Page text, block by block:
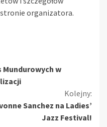
organizatora.
Mundurowych w
Kolejny:
Sanchez na Ladies’
Jazz Festival!